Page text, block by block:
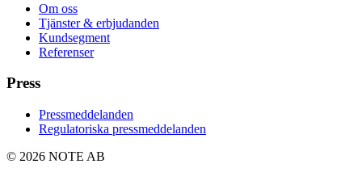
Om oss
Tjänster & erbjudanden
Kundsegment
Referenser
Press
Pressmeddelanden
Regulatoriska pressmeddelanden
© 2026 NOTE AB